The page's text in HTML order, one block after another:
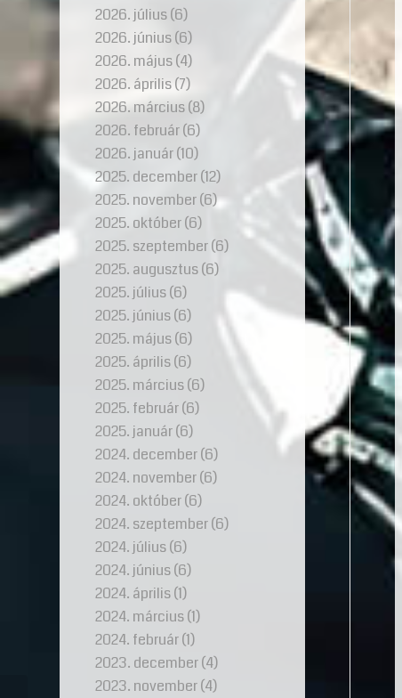
2026. július(6)
2026. június(6)
2026. május(4)
2026. április(7)
2026. március(8)
2026. február(6)
2026. január(10)
2025. december(12)
2025. november(6)
2025. október(6)
2025. szeptember(6)
2025. augusztus(6)
2025. július(6)
2025. június(6)
2025. május(6)
2025. április(6)
2025. március(6)
2025. február(6)
2025. január(6)
2024. december(6)
2024. november(6)
2024. október(6)
2024. szeptember(6)
2024. július(6)
2024. június(6)
2024. április(1)
2024. március(1)
2024. február(1)
2023. december(4)
2023. november(4)